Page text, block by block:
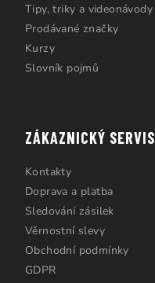
Tipy, triky a videonávody
Prodávané značky
Kurzy
Slovník pojmů
ZÁKAZNICKÝ SERVIS
Kontakty
Doprava a platba
Sledování zásilek
Věrnostní slevy
Obchodní podmínky
GDPR